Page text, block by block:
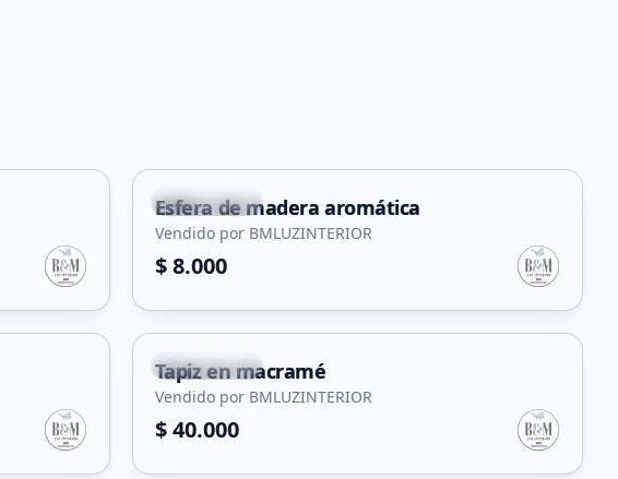
Carpintería
Servicio
Esfera de madera aromática
Vendido por BMLUZINTERIOR
$ 8.000
+1
Carpintería
Tapiz en macramé
Vendido por BMLUZINTERIOR
$ 40.000